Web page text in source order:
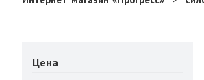
Цена